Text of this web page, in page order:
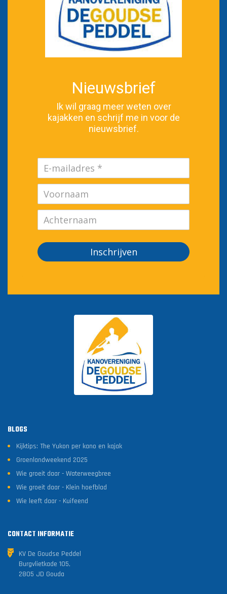
Nieuwsbrief
Ik wil graag meer weten over
kajakken en schrijf me in voor de
nieuwsbrief.
Inschrijven
BLOGS
Kijktips: The Yukon per kano en kajak
Groenlandweekend 2025
Wie groeit daar - Waterweegbree
Wie groeit daar - Klein hoefblad
Wie leeft daar - Kuifeend
CONTACT INFORMATIE
KV De Goudse Peddel
Burgvlietkade 105,
2805 JD Gouda